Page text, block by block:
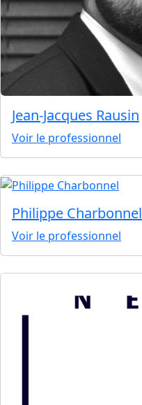
Jean-Jacques Rausin
Voir le professionnel
Philippe Charbonnel
Voir le professionnel